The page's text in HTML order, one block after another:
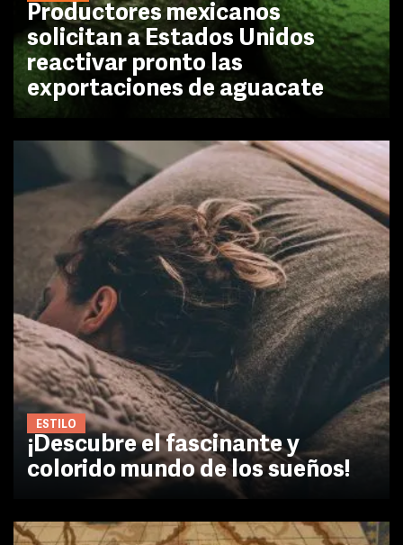
Productores mexicanos
solicitan a Estados Unidos
reactivar pronto las
exportaciones de aguacate
ESTILO
¡Descubre el fascinante y
colorido mundo de los sueños!